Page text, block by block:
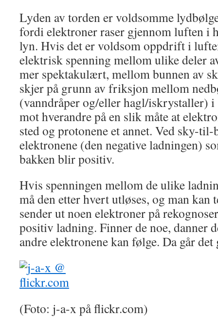
Lyden av torden er voldsomme
fordi elektroner raser gjennom luften i
lyn. Hvis det er voldsom oppdrift i
elektrisk spenning mellom ulike deler
mer spektakulært, mellom bunnen av
skjer på grunn av friksjon mellom
(vanndråper og/eller hagl/iskrystaller) i
mot hverandre på en slik måte at
sted og protonene et annet. Ved sky-
elektronene (den negative ladningen)
bakken blir positiv.
Hvis spenningen mellom de ulike
må den etter hvert utløses, og man kan
sender ut noen elektroner på
positiv ladning. Finner de noe, danner
andre elektronene kan følge. Da går
(Foto: j-a-x på flickr.com)